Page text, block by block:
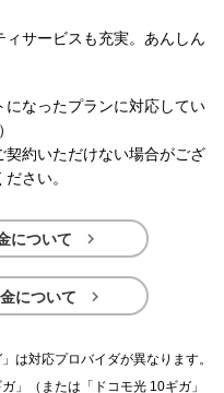
サービスも充実。あんしん
なったプランに対応してい
約いただけない場合がござ
さい。
について 
について 
は対応プロバイダが異なります。
」（または「ドコモ光 10ギガ」